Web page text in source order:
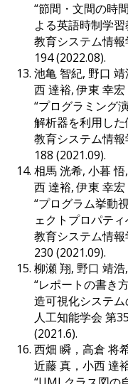
“節間・文間の時
よる英語時制学
教育システム情
194 (2022.08).
池亀 智紀, 野口
西 達裕, 伊東 幸宏
“プログラミング
解析器を利用し
教育システム情
188 (2021.09).
相馬 洸希, 小暮
西 達裕, 伊東 幸宏
“プログラム挙動
ェクトプロパテ
教育システム情
230 (2021.09).
柳瀬 翔, 野口 靖
“レポートの書き
造可視化システム
人工知能学会 第
(2021.6).
西畑 瞬，高倉 将
近藤 真，小西 達